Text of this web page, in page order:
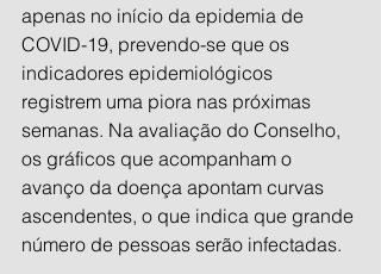
apenas no início da epidemia de
COVID-19, prevendo-se que os
indicadores epidemiológicos
registrem uma piora nas próximas
semanas. Na avaliação do Conselho,
os gráficos que acompanham o
avanço da doença apontam curvas
ascendentes, o que indica que grande
número de pessoas serão infectadas.